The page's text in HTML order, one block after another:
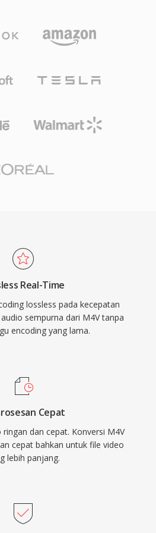
TV, dan versi tanpa proteksi
di sebagian besar
daya tarik yang
dan menyewa film
Kompatibilitas dengan
file M4V bebas DRM
sehari-hari dan
salah satu kekuatan yang
— codec ini mencapai
menjaganya tetap
APEv2, sehingga informasi
referensi open-
GNU GPL, mendorong
integrasi pihak ketiga.
lebih baru seperti FLAC
yang lebih besar dari
TTA terus melayani
Real-Time
lossless pada kecepatan
sempurna dari M4V tanpa
encoding yang lama.
Cepat
ringan dan cepat. Konversi M4V
cepat bahkan untuk file video
lebih panjang.